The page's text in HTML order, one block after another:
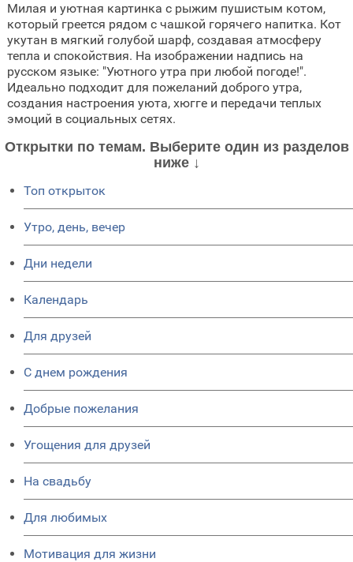
Милая и уютная картинка с рыжим пушистым котом,
который греется рядом с чашкой горячего напитка. Кот
укутан в мягкий голубой шарф, создавая атмосферу
тепла и спокойствия. На изображении надпись на
русском языке: "Уютного утра при любой погоде!".
Идеально подходит для пожеланий доброго утра,
создания настроения уюта, хюгге и передачи теплых
эмоций в социальных сетях.
Открытки по темам. Выберите один из разделов
ниже ↓
Топ открыток
Утро, день, вечер
Дни недели
Календарь
Для друзей
C днем рождения
Добрые пожелания
Угощения для друзей
На свадьбу
Для любимых
Мотивация для жизни